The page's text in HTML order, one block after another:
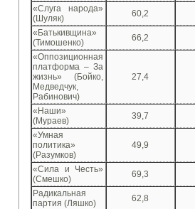
«Слуга народа»
(Шуляк)
60,2
«Батькивщина»
(Тимошенко)
66,2
«Оппозиционная
платформа – За
жизнь» (Бойко,
Медведчук,
Рабинович)
27,4
«Наши»
(Мураев)
39,7
«Умная
политика»
(Разумков)
49,9
«Сила и Честь»
(Смешко)
69,3
Радикальная
партия (Ляшко)
62,8